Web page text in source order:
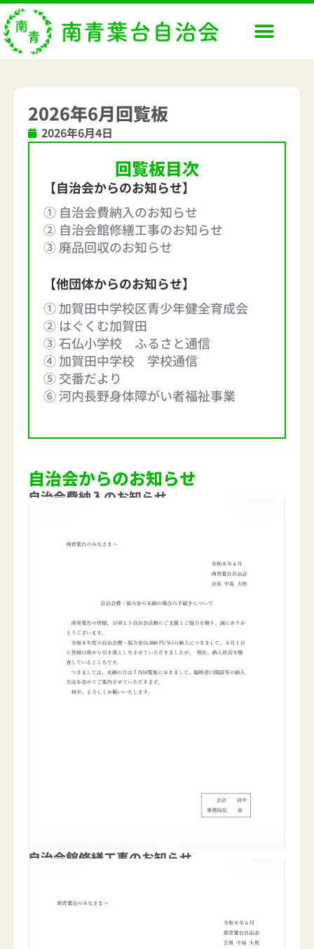
内
容
を
ス
2026年6月回覧板
2026年6月4日
回覧板目次
【自治会からのお知らせ】
① 自治会費納入のお知らせ
② 自治会館修繕工事のお知らせ
③ 廃品回収のお知らせ
【他団体からのお知らせ】
① 加賀田中学校区青少年健全育成会
② はぐくむ加賀田
③ 石仏小学校 ふるさと通信
④ 加賀田中学校 学校通信
⑤ 交番だより
⑥ 河内長野身体障がい者福祉事業
自治会からのお知らせ
自治会費納入のお知らせ
自治会館修繕工事のお知らせ